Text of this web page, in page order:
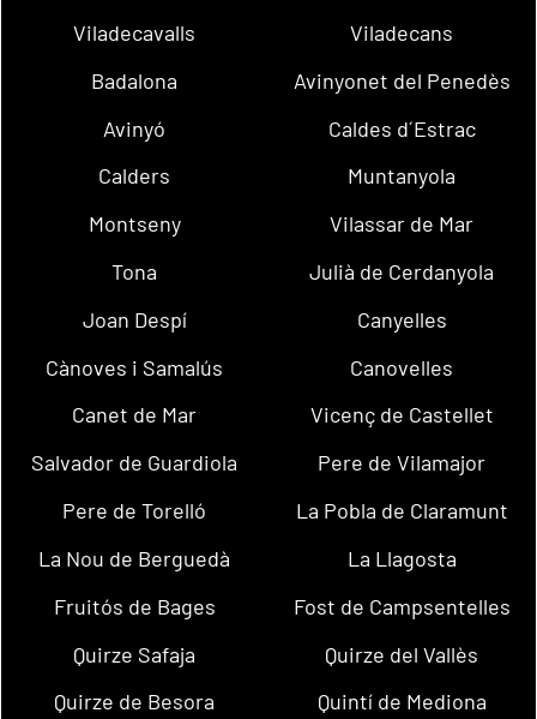
Viladecavalls
Viladecans
Badalona
Avinyonet del Penedès
Avinyó
Caldes d´Estrac
Calders
Muntanyola
Montseny
Vilassar de Mar
Tona
Julià de Cerdanyola
Joan Despí
Canyelles
Cànoves i Samalús
Canovelles
Canet de Mar
Vicenç de Castellet
Salvador de Guardiola
Pere de Vilamajor
Pere de Torelló
La Pobla de Claramunt
La Nou de Berguedà
La Llagosta
Fruitós de Bages
Fost de Campsentelles
Quirze Safaja
Quirze del Vallès
Quirze de Besora
Quintí de Mediona